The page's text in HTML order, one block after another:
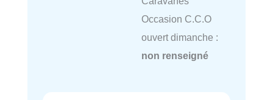
Occasion C.C.O
ouvert dimanche :
non renseigné